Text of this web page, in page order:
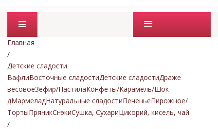
Промо товары
Главная
/
Детские сладости
ВафлиВосточные сладостиДетские сладостиДраже
весовоеЗефир/ПастилаКонфеты/Карамель/Шок-
дМармеладНатуральные сладостиПеченьеПирожное/
ТортыПряникСнэкиСушка, СухариЦикорий, кисель, чай
/